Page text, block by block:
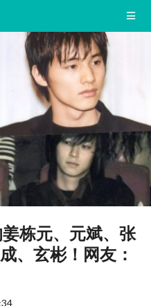
姜栋元、元斌、张
、玄彬！网友：